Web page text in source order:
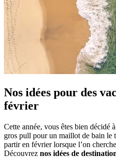
Nos idées pour des
février
Cette année, vous êtes bien décidé
gros pull pour un maillot de bain le
partir en février lorsque l’on
Découvrez nos idées de